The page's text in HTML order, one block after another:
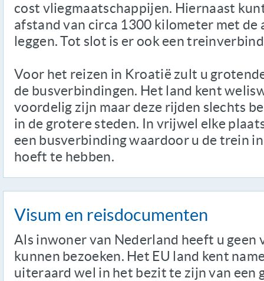
cost vliegmaatschappijen. Hiernaast
afstand van circa 1300 kilometer met
leggen. Tot slot is er ook een
Voor het reizen in Kroatië zult u
de busverbindingen. Het land kent
voordelig zijn maar deze rijden slechts
in de grotere steden. In vrijwel elke
een busverbinding waardoor u de trein
hoeft te hebben.
Visum en reisdocumenten
Als inwoner van Nederland heeft u geen
kunnen bezoeken. Het EU land kent
uiteraard wel in het bezit te zijn van een